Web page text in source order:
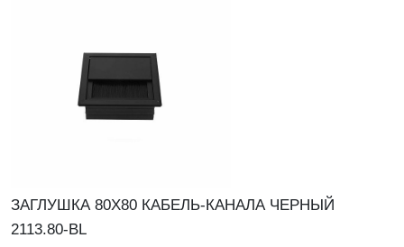
ЗАГЛУШКА 80Х80 КАБЕЛЬ-КАНАЛА ЧЕРНЫЙ
2113.80-BL